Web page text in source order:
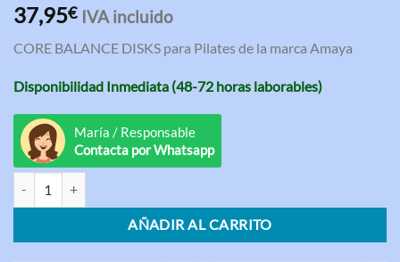
Valorado
con4.00
base a
3
de
clientes
37,95€ IVA incluido
CORE BALANCE DISKS para Pilates de la marca Amaya
Disponibilidad Inmediata (48-72 horas laborables)
María / Responsable
Contacta por Whatsapp
AÑADIR AL CARRITO